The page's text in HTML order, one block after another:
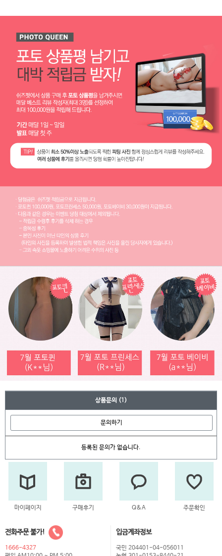
상품문의 (1)
문의하기
등록된 문의가 없습니다.
마이페이지 구매후기 Q&A 주문확인
전화주문 불가!
1666-4327
입금계좌정보
국민 204401-04-056011